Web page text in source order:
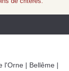
l'Orne | Bellême |